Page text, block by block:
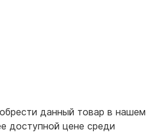
данный товар в нашем
доступной цене среди